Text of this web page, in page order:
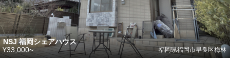
NSJ 福岡シェアハウス
福岡県福岡市早良区梅林
¥33,000~